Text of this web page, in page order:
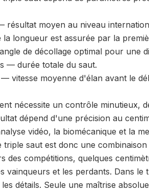
résultat moyen au niveau
la longueur est assurée par la
de décollage optimal pour une
— durée totale du saut.
vitesse moyenne d'élan avant le
nécessite un contrôle minutieux,
dépend d'une précision au
vidéo, la biomécanique et la
triple saut est donc une
des compétitions, quelques
vainqueurs et les perdants. Dans le
détails. Seule une maîtrise